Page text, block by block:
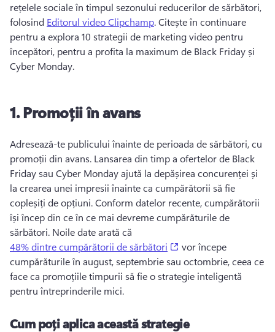
rețelele sociale în timpul sezonului reducerilor de sărbători,
folosind Editorul video Clipchamp. Citește în continuare
pentru a explora 10 strategii de marketing video pentru
începători, pentru a profita la maximum de Black Friday și
Cyber Monday.
1.Promoții în avans
Adresează-te publicului înainte de perioada de sărbători, cu
promoții din avans. Lansarea din timp a ofertelor de Black
Friday sau Cyber Monday ajută la depășirea concurenței și
la crearea unei impresii înainte ca cumpărătorii să fie
copleșiți de opțiuni. Conform datelor recente, cumpărătorii
își încep din ce în ce mai devreme cumpărăturile de
sărbători. Noile date arată că
48% dintre cumpărătorii de sărbători
(opens in a new tab)
vor începe
cumpărăturile în august, septembrie sau octombrie, ceea ce
face ca promoțiile timpurii să fie o strategie inteligentă
pentru întreprinderile mici.
Cum poți aplica această strategie